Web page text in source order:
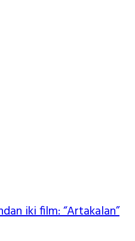
iki film: “Artakalan”